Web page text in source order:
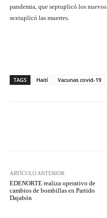
pandemia, que septuplicó los
sextuplicó las muertes.
TAGS Haití Vacunas covid-19
ARTÍCULO ANTERIOR
EDENORTE realiza operativo de
cambios de bombillas en Partido
Dajabón